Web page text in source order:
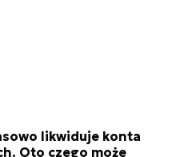
likwiduje konta
Oto czego może